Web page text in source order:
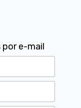
por e-mail